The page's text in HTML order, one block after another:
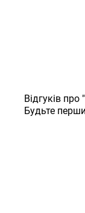
Відгуків
Будьте